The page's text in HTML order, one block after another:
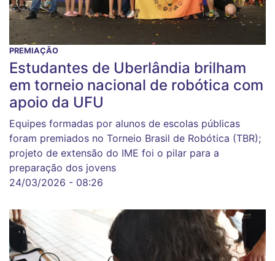
PREMIAÇÃO
Estudantes de Uberlândia brilham
em torneio nacional de robótica com
apoio da UFU
Equipes formadas por alunos de escolas públicas
foram premiados no Torneio Brasil de Robótica (TBR);
projeto de extensão do IME foi o pilar para a
preparação dos jovens
24/03/2026 - 08:26